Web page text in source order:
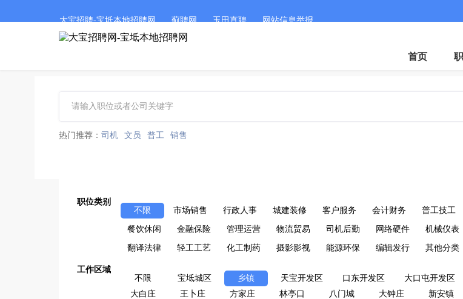
大宝招聘-宝坻本地招聘网 蓟聘网 玉田直聘 网站信息举报
首页
热门推荐： 司机 文员 普工 销售
职位类别
不限
市场销售 行政人事 城建装修 客户服务 会计财务 普工技工
餐饮休闲 金融保险 管理运营 物流贸易 司机后勤 网络硬件 机械仪表
翻译法律 轻工工艺 化工制药 摄影影视 能源环保 编辑发行 其他分类
工作区域
不限
宝坻城区 乡镇 天宝开发区 口东开发区 大口屯开发区
大白庄
王卜庄 方家庄 林亭口 八门城 大钟庄 新安镇